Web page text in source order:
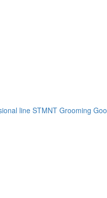
line STMNT Grooming